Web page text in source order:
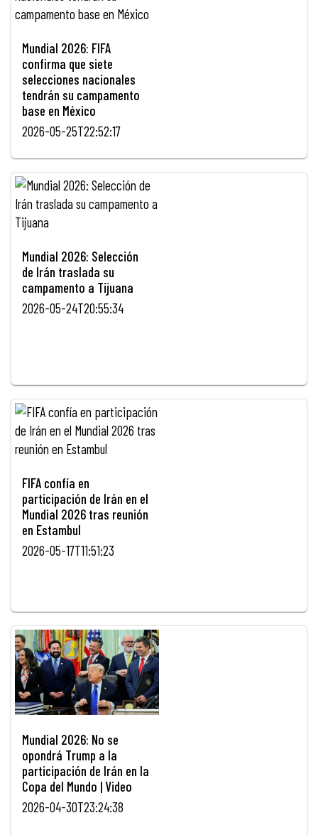
Mundial 2026: FIFA
confirma que siete
selecciones nacionales
tendrán su campamento
base en México
2026-05-25T22:52:17
Mundial 2026: Selección
de Irán traslada su
campamento a Tijuana
2026-05-24T20:55:34
FIFA confía en
participación de Irán en el
Mundial 2026 tras reunión
en Estambul
2026-05-17T11:51:23
Mundial 2026: No se
opondrá Trump a la
participación de Irán en la
Copa del Mundo | Video
2026-04-30T23:24:38